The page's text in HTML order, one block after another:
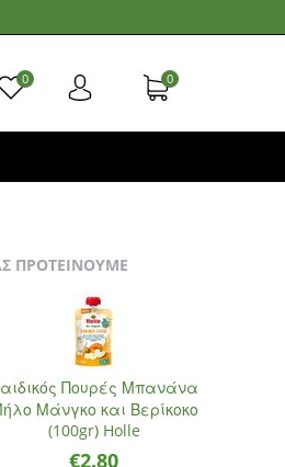
0 0
ΠΡΟΤΕΙΝΟΥΜΕ
Πουρές Μπανάνα
Μάνγκο και Βερίκοκο
(100gr) Holle
€2.80